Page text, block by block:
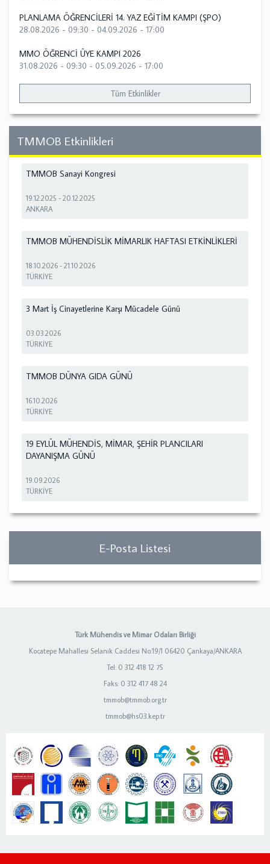
PLANLAMA ÖĞRENCİLERİ 14. YAZ EĞİTİM KAMPI (ŞPO)
28.08.2026 - 09:30 - 04.09.2026 - 17:00
MMO ÖĞRENCİ ÜYE KAMPI 2026
31.08.2026 - 09:30 - 05.09.2026 - 17:00
Tüm Etkinlikler
TMMOB Etkinlikleri
TMMOB Sanayi Kongresi
19.12.2025 -20.12.2025
ANKARA
TMMOB MÜHENDİSLİK MİMARLIK HAFTASI ETKİNLİKLERİ
18.10.2026 -21.10.2026
TÜRKİYE
3 Mart İş Cinayetlerine Karşı Mücadele Günü
03.03.2026
TÜRKİYE
TMMOB DÜNYA GIDA GÜNÜ
16.10.2026
TÜRKİYE
19 EYLÜL MÜHENDİS, MİMAR, ŞEHİR PLANCILARI
DAYANIŞMA GÜNÜ
19.09.2026
TÜRKİYE
E-Posta Listesi
Türk Mühendis ve Mimar Odaları Birliği
Kocatepe Mahallesi Selanik Caddesi No:19/1 06420 Çankaya/ANKARA
Tel: 0 312 418 12 75
Faks: 0 312 417 48 24
tmmob@tmmob.org.tr
tmmob@hs03.kep.tr